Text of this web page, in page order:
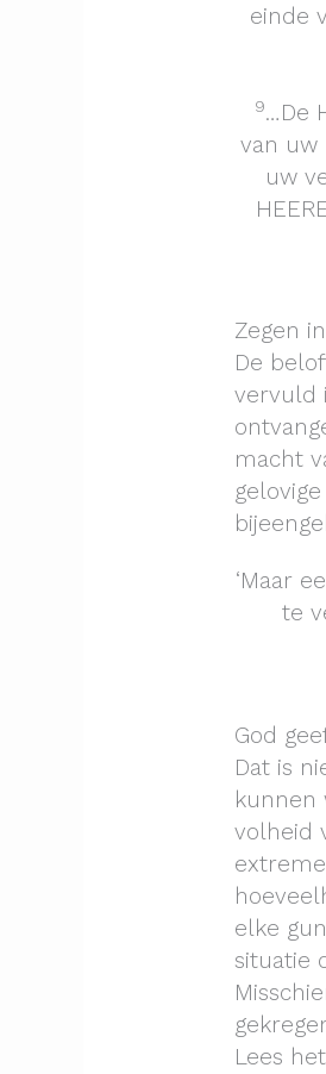
einde
9…De
van uw
uw
Zegen
De
vervuld
macht
‘Maar
te
God
Dat is
kunnen
volheid
elke
situatie
Lees